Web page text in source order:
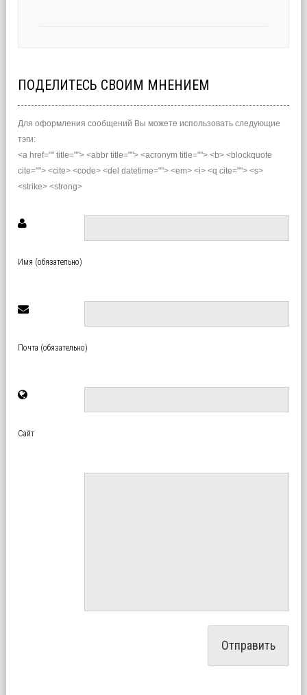
ПОДЕЛИТЕСЬ СВОИМ МНЕНИЕМ
Для оформления сообщений Вы можете использовать следующие
тэги:
<a href="" title=""> <abbr title=""> <acronym title=""> <b> <blockquote
cite=""> <cite> <code> <del datetime=""> <em> <i> <q cite=""> <s>
<strike> <strong>
Имя (обязательно)
Почта (обязательно)
Сайт